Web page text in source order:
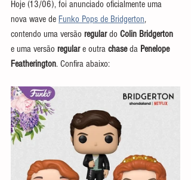
Hoje (13/06), foi anunciado oficialmente uma
nova wave de Funko Pops de Bridgerton,
contendo uma versão regular do Colin Bridgerton
e uma versão regular e outra chase da Penelope
Featherington. Confira abaixo: